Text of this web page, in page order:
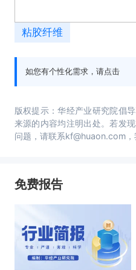
粘胶纤维
如您有个性化需求，请点击
版权提示：华经产业研究院倡
来源的内容均注明出处。若发
问题，请联系kf@huaon.com，
免费报告